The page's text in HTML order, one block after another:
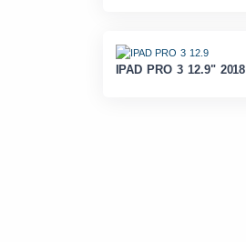
IPAD PRO 3 12.9" 2018